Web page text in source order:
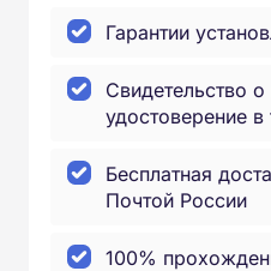
Гарантии
Свидетельство
удостоверение
Бесплатная
Почтой России
100%